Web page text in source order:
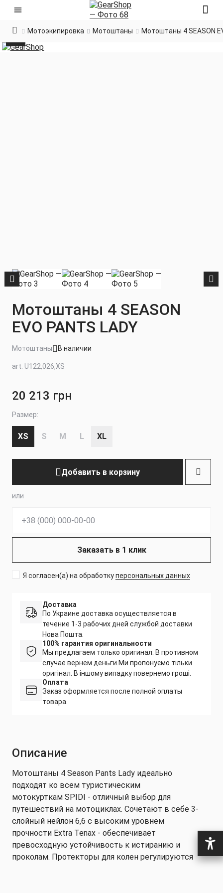
Мотоэкипировка Мотоштаны Мотоштаны 4 SEASON
Мотоштаны 4 SEASON
EVO PANTS LADY
Мотоштаны В наличии
art. U122,026,XS
20 213 грн
Размер:
XS S M L XL
Добавить в корзину
или
Заказать в 1 клик
Я согласен(а) на обработкуперсональных данных
Доставка
По Украине доставка осуществляется в
течение 1-3 рабочих дней службой доставки
Нова Пошта.
100% гарантия оригинальности
Мы предлагаем только оригинал. В противном
случае вернем деньги. Ми пропонуємо тільки
оригінал. В іншому випадку повернемо гроші.
Оплата
Заказ оформляется после полной оплаты
товара.
Описание
Мотоштаны 4 Season Pants Lady идеально
подходят ко всем туристическим
мотокурткам SPIDI - отличный выбор для
путешествий на мотоциклах. Сочетают в себе 3-
слойный нейлон 6,6 с высоким уровнем
прочности Extra Tenax - обеспечивает
превосходную устойчивость к истиранию и
проколам. Протекторы для колен регулируются